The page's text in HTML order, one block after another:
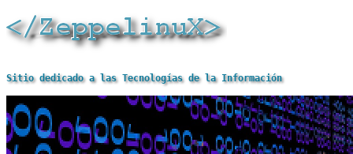
Sitio dedicado a las Tecnologías de la Información